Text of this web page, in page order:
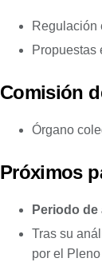
Regulación
Propuestas
Comisión
Órgano
Próximos
Periodo
Tras su
por el